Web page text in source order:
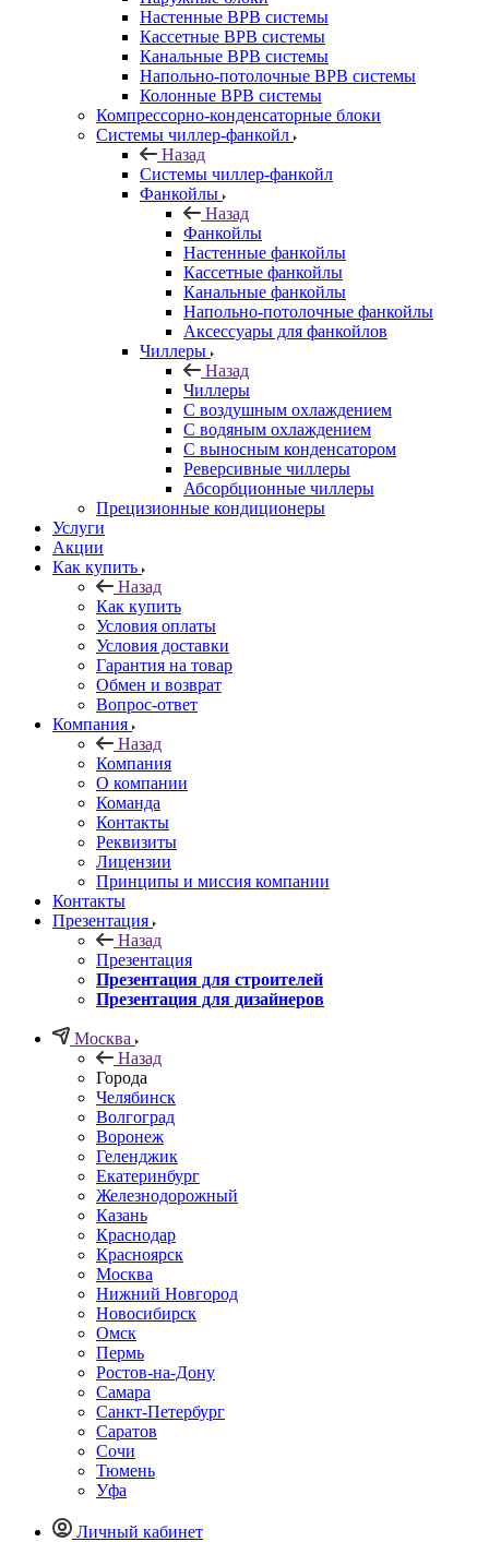
Настенные ВРВ системы
Кассетные ВРВ системы
Канальные ВРВ системы
Напольно-потолочные ВРВ системы
Колонные ВРВ системы
Компрессорно-конденсаторные блоки
Системы чиллер-фанкойл
Назад
Системы чиллер-фанкойл
Фанкойлы
Назад
Фанкойлы
Настенные фанкойлы
Кассетные фанкойлы
Канальные фанкойлы
Напольно-потолочные фанкойлы
Аксессуары для фанкойлов
Чиллеры
Назад
Чиллеры
С воздушным охлаждением
С водяным охлаждением
С выносным конденсатором
Реверсивные чиллеры
Абсорбционные чиллеры
Прецизионные кондиционеры
Услуги
Акции
Как купить
Назад
Как купить
Условия оплаты
Условия доставки
Гарантия на товар
Обмен и возврат
Вопрос-ответ
Компания
Назад
Компания
О компании
Команда
Контакты
Реквизиты
Лицензии
Принципы и миссия компании
Контакты
Презентация
Назад
Презентация
Презентация для строителей
Презентация для дизайнеров
Москва
Назад
Города
Челябинск
Волгоград
Воронеж
Геленджик
Екатеринбург
Железнодорожный
Казань
Краснодар
Красноярск
Москва
Нижний Новгород
Новосибирск
Омск
Пермь
Ростов-на-Дону
Самара
Санкт-Петербург
Саратов
Сочи
Тюмень
Уфа
Личный кабинет